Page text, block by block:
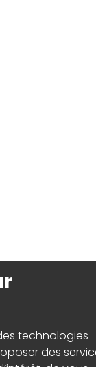
technologies
des